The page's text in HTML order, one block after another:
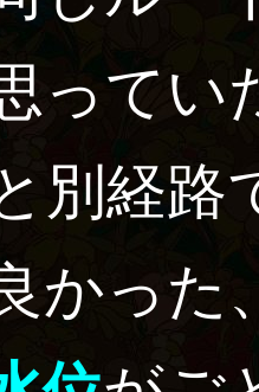
ってい
別経路
かった